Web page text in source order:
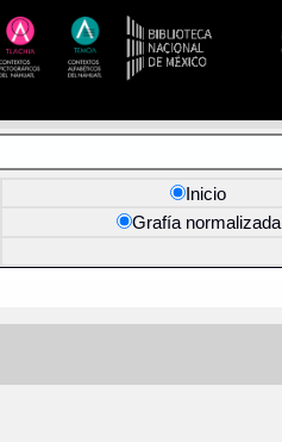
Inicio
Grafía normalizada